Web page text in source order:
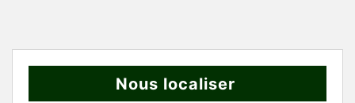
Nous localiser